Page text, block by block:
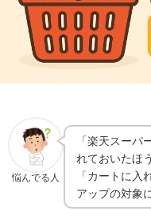
悩んでる人
「楽天スーパ
れておいたほ
「カートに入
アップの対象